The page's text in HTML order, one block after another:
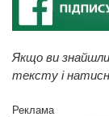
Якщо ви знайшли
тексту і
Реклама